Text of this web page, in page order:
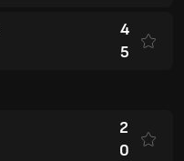
4
5
2
0